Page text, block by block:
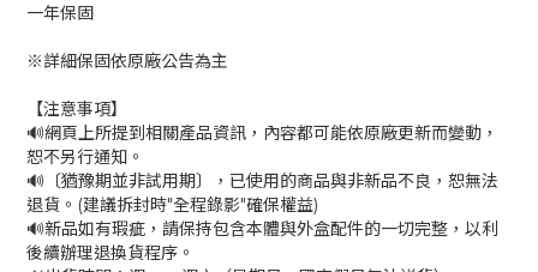
一年保固
※詳細保固依原廠公告為主
【注意事項】
🔊網頁上所提到相關產品資訊，內容都可能依原廠更新而變動，
恕不另行通知。
🔊〔猶豫期並非試用期〕，已使用的商品與非新品不良，恕無法
退貨。(建議拆封時"全程錄影"確保權益)
🔊新品如有瑕疵，請保持包含本體與外盒配件的一切完整，以利
後續辦理退換貨程序。